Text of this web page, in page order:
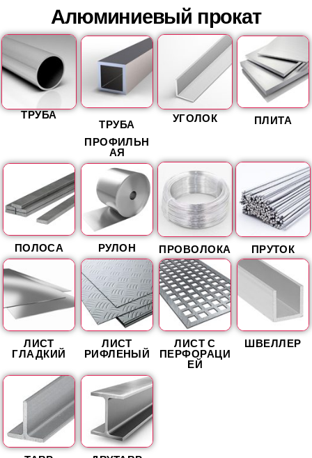
Алюминиевый прокат
ТРУБА
ТРУБА
ПРОФИЛЬН
АЯ
УГОЛОК ПЛИТА
ПОЛОСА РУЛОН ПРОВОЛОКА ПРУТОК
ЛИСТ
ГЛАДКИЙ
ЛИСТ
РИФЛЕНЫЙ
ЛИСТ С
ПЕРФОРАЦИ
ЕЙ
ШВЕЛЛЕР